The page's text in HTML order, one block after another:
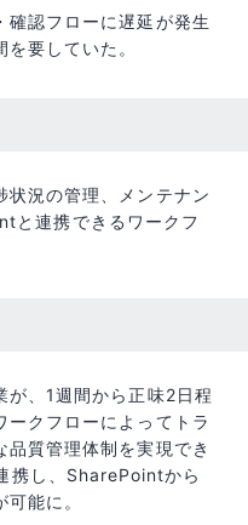
認フローに遅延が発生
要していた。
況の管理、メンテナン
と連携できるワークフ
、1週間から正味2日程
ークフローによってトラ
質管理体制を実現でき
し、SharePointから
能に。